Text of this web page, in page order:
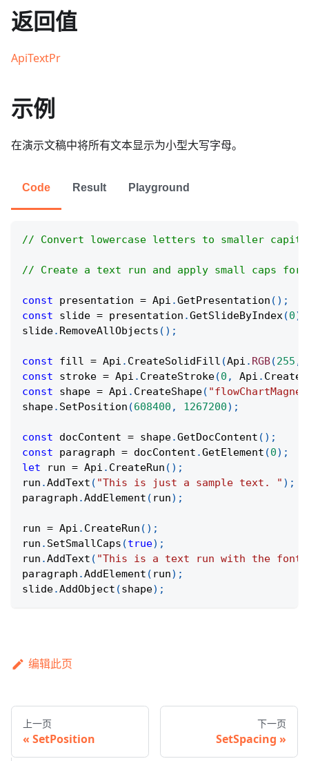
返回值
ApiTextPr
示例
在演示文稿中将所有文本显示为小型大写字母。
Code Result Playground
// Convert lowercase letters to smaller
// Create a text run and apply small caps
const presentation = Api .GetPresentation ( ) ;
const slide = presentation .GetSlideByIndex(0)
slide. RemoveAllObjects ( ) ;
const fill = Api . CreateSolidFill (Api . RGB(255 ,
const stroke = Api . CreateStroke(0 , Api .
const shape = Api . CreateShape(
shape. SetPosition (608400 , 1267200) ;
const docContent = shape.GetDocContent ( ) ;
const paragraph = docContent .GetElement (0) ;
let run = Api . CreateRun ( ) ;
run .AddText ( "This is just a sample text. " ) ;
paragraph .AddElement ( run) ;
run = Api . CreateRun ( ) ;
run . SetSmallCaps (true) ;
run .AddText ( "This is a text run with the
paragraph .AddElement ( run) ;
slide.AddObject (shape) ;
编辑此页
上一页
SetPosition
下一页
SetSpacing